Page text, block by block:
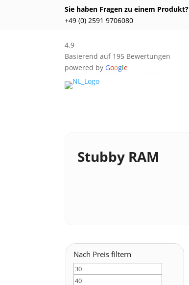
Sie haben Fragen zu einem Produkt?
+49 (0) 2591 9706080
4.9
Basierend auf 195 Bewertungen
powered by Google
Stubby RAM
Nach Preis filtern
Min.
Preis